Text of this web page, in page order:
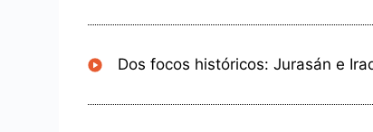
Dos focos históricos: Jurasán e